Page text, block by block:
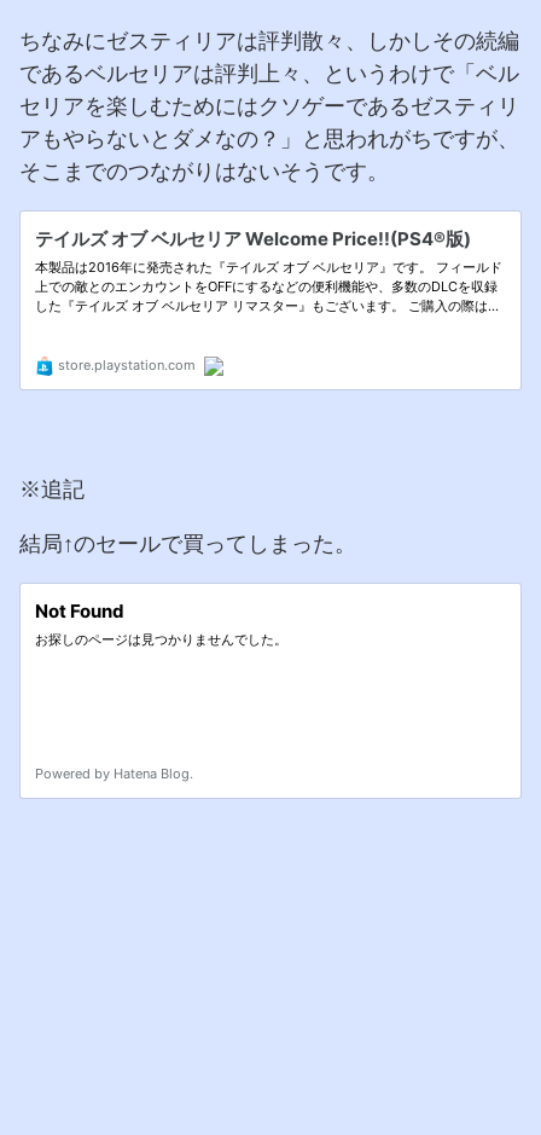
ちなみにゼスティリアは評判散々、しかしその続編
であるベルセリアは評判上々、というわけで「ベル
セリアを楽しむためにはクソゲーであるゼスティリ
アもやらないとダメなの？」と思われがちですが、
そこまでのつながりはないそうです。
※追記
結局↑のセールで買ってしまった。